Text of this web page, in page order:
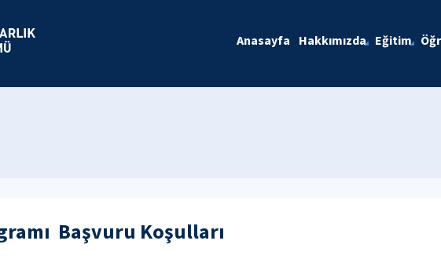
Anasayfa Hakkımızda Eğitim
Başvuru Koşulları